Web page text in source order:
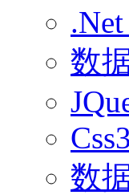
数
数